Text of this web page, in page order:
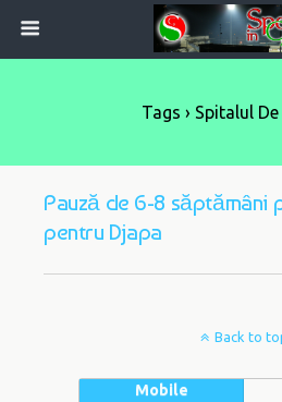
Tags › Spitalul
Pauză de 6-8 săptămâni
pentru Djapa
Back to
Mobile